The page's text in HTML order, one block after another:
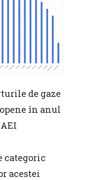
de gaze
în anul
categoric
acestei